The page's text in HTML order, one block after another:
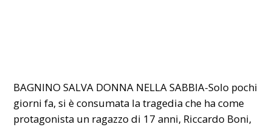
BAGNINO SALVA DONNA NELLA SABBIA-Solo pochi
giorni fa, si è consumata la tragedia che ha come
protagonista un ragazzo di 17 anni, Riccardo Boni,